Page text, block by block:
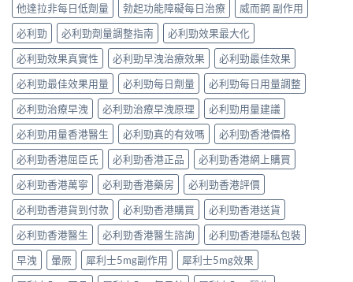
他達拉非每日低劑量 勃起功能障礙每日治療
威而鋼 副作用
必利勁
必利勁劑量調整指南
必利勁效果最大化
必利勁效果真實性
必利勁早洩治療效果
必利勁最佳效果
必利勁最佳效果用量
必利勁每日劑量
必利勁每日用量調整
必利勁治療早洩
必利勁治療早洩原理
必利勁用量建議
必利勁用量香港醫生
必利勁真的有效嗎
必利勁香港價格
必利勁香港屈臣氏
必利勁香港正品
必利勁香港網上購買
必利勁香港萬寧
必利勁香港藥房
必利勁香港評價
必利勁香港貨到付款
必利勁香港購買
必利勁香港送貨
必利勁香港醫生
必利勁香港醫生諮詢
必利勁香港隱私包裝
早洩
暈厥 犀利士5mg副作用
犀利士5mg效果